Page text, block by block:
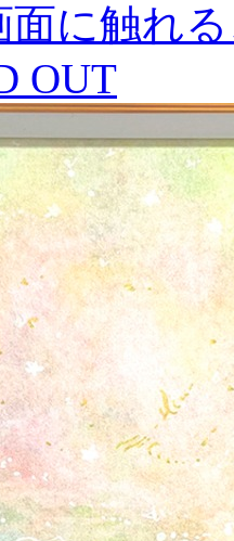
面に触れ
OUT